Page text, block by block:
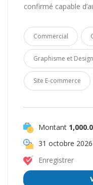
confirmé capable
Commercial
Graphisme et Design
Site E-commerce
Montant
31 octobre 2026
Enregistrer